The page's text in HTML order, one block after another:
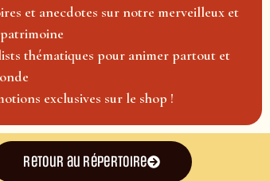
et anecdotes sur notre merveilleux et
thématiques pour animer partout et
exclusives sur le shop !
Retour au répertoire